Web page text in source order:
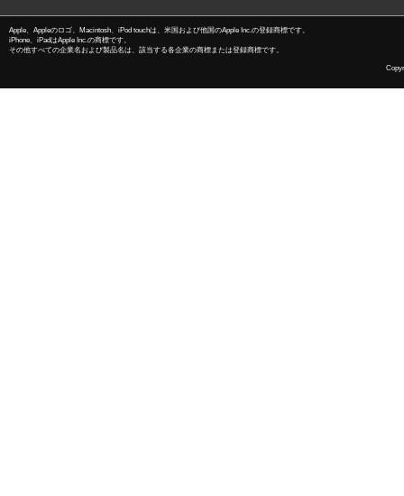
Apple、Appleのロゴ、Macintosh、iPod touchは、米国および他国のApple Inc.の登録商標です。
iPhone、iPadはApple Inc.の商標です。
その他すべての企業名および製品名は、該当する各企業の商標または登録商標です。